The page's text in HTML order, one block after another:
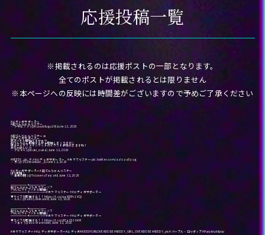
ン」といいます）にご応募いただく前に、本規約をよくお読みいただ
き、同意の上、ご応募ください。本キャンペーンにご応募された場
同意いただけない場合には、本キャンペーンへの応募はご遠慮くださ
キャンペーン概要
稿を削除している場合は応募対象外となります。
本キャンペーン、その内容、期間、賞品等は、諸般の事情により予
告なく中止または変更される場合がございます。本キャンペーンの
中止、または変更により生じるいかなる損害についても、当社が責
任を負うものではございません。
投稿は、個人が特定されるような内容にならないようご注意くださ
い。投稿に起因して何らかの問題が発生した場合は、投稿された方
に一切の責任を負っていただきます。
応援投稿一覧
※掲載されるのは応援ポストの一部となります。
全てのポストが掲載されるとは限りません
※本ページへの反映には時間差がございますので予めご了承ください
#ニディガサポーター
#超てんちゃんリスナー
— クサビフグ (@Kusabifugu29)June 12, 2026
#超てんちゃんリスナー 🎀
#ニディガサポーター
熱きバトル開始ですか🔥🫶
超てんちゃん応援するぜ🔥応援しまくります‼️
卓上キャラファインマットのイラスト最高すぎますね！
めちゃ欲しい🫶
— アニキ⭐️ (@ituki_ouka) June 12, 2026
#NEEDY_pic 🍭🎶#ニディガサポーター #カラマリスナー pic.twitter.com/azIczaEyug
— 🐣 (@2525bunbun_2)June 12, 2026
#ニディガサポーター#超てんちゃんリスナー
ばち応援！
— 金色の闇 (@ToLoveruTaiyaki) June 12, 2026
─────•✦•─────
超てんちゃん VS カラマーゾフ
⚡️ついにライブバトル開催⚡️
─────•✦•─────#カラマリスナー ♰#ニディガサポーター
▼ライブを応援する！！ https://t.co/qaM0Pc1XQi
— ルル (@takoyakikure9)June 12, 2026
─────•✦•─────
超てんちゃん VS カラマーゾフ
⚡️ついにライブバトル開催⚡️
─────•✦•─────#カラマリスナー ♰#ニディガサポーター
▼ライブを応援する！！ https://t.co/JlEaZ616kM
— フェイ (@aozoranitobe)June 12, 2026
#カラマリスナー♰#ニディガサポーター#ニディガ#NEEDYGIRLOVERDOSE#NEEDY_GIRL_OVERDOSE#NEEDY_pic#パープル・ロリポップ#PurpleLollipop